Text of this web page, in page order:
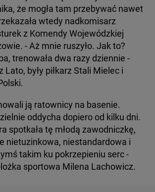
że mogła tam przebywać nawet
wtedy nadkomisarz
z Komendy Wojewódzkiej
- Aż mnie ruszyło. Jak to?
trenowała dwa razy dziennie -
Lato, były piłkarz Stali Mielec i
ją ratownicy na basenie.
oddycha dopiero od kilku dni.
spotkała tę młodą zawodniczkę,
nietuzinkowa, niestandardowa i
takim ku pokrzepieniu serc -
sportowa Milena Lachowicz.